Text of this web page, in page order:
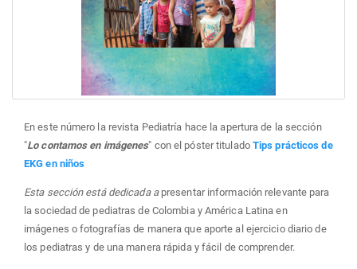
En este número la revista Pediatría hace la apertura de la sección
"Lo contamos en imágenes" con el póster titulado Tips prácticos de
EKG en niños
Esta sección está dedicada a presentar información relevante para
la sociedad de pediatras de Colombia y América Latina en
imágenes o fotografías de manera que aporte al ejercicio diario de
los pediatras y de una manera rápida y fácil de comprender.